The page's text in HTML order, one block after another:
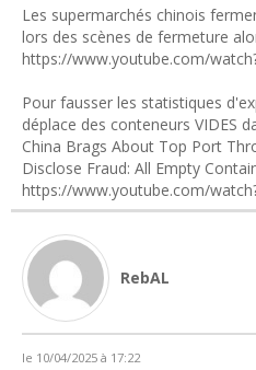
Les supermarchés chinois
lors des scènes de fermeture
https://www.youtube.com/
Pour fausser les statistiques
déplace des conteneurs VIDES
China Brags About Top Port
Disclose Fraud: All Empty
https://www.youtube.com/
RebAL
le 10/04/2025 à 17:22